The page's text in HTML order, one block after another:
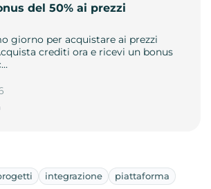
del 50% ai prezzi
giorno per acquistare ai prezzi
crediti ora e ricevi un bonus
integrazione piattaforma